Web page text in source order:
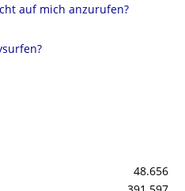
auf mich anzurufen?
48.656